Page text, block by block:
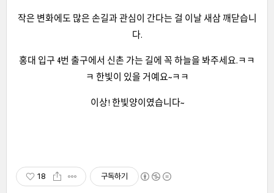
작은 변화에도 많은 손길과 관심이 간다는 걸 이날 새삼 깨닫습니
다.
홍대 입구 4번 출구에서 신촌 가는 길에 꼭 하늘을 봐주세요.ㅋㅋ
ㅋ 한빛이 있을 거예요~ㅋㅋ
이상! 한빛양이였습니다~
18 구독하기